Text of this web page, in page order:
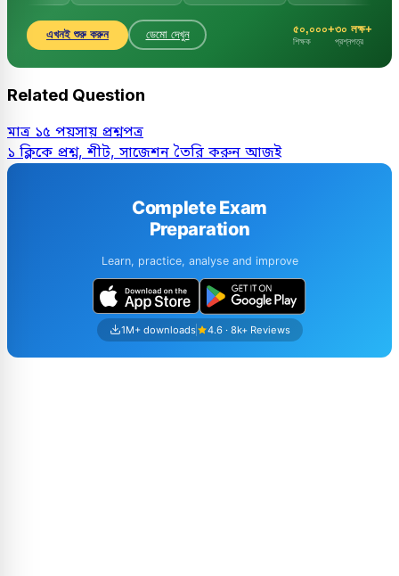
এখনই শুরু করুন ডেমো দেখুন ৫০,০০০+
শিক্ষক
৩০ লক্ষ+
প্রশ্নপত্র
Related Question
মাত্র ১৫ পয়সায় প্রশ্নপত্র
১ ক্লিকে প্রশ্ন, শীট, সাজেশন তৈরি করুন আজই
Complete Exam
Preparation
Learn, practice, analyse and improve
1M+ downloads 4.6 · 8k+ Reviews